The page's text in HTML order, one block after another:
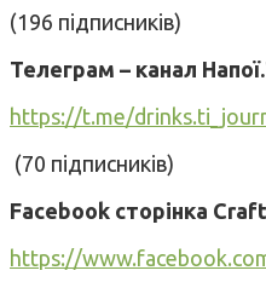
(196 підписників)
Телеграм – канал
https://t.me/
(70 підписників)
Facebook сторінка
https://